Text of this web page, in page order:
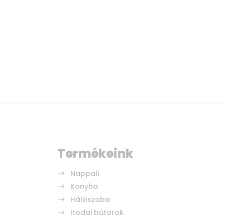
Termékeink
Nappali
Konyha
Hálószoba
Irodai bútorok